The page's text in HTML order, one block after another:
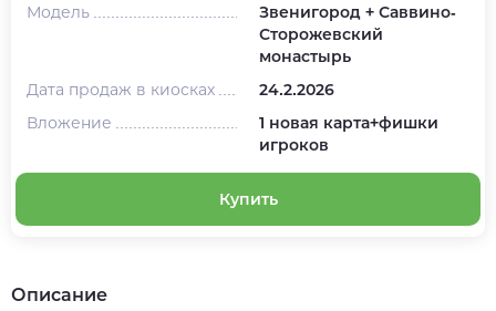
Модель
Звенигород + Саввино-
Сторожевский
монастырь
Дата продаж в киосках
24.2.2026
Вложение
1 новая карта+фишки
игроков
Купить
Описание